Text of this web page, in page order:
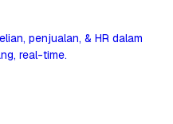
penjualan, & HR dalam
real-time.